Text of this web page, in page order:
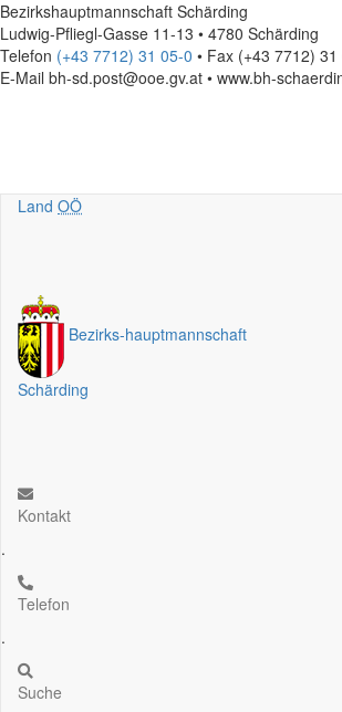
Bezirkshauptmannschaft Schärding
Ludwig-Pfliegl-Gasse 11-13 • 4780 Schärding
Telefon (+43 7712) 31 05-0 • Fax (+43 7712)
E-Mail bh-sd.post@ooe.gv.at • www.bh-
Land OÖ
Bezirks-hauptmannschaft
Schärding
Kontakt
.
Telefon
.
Suche